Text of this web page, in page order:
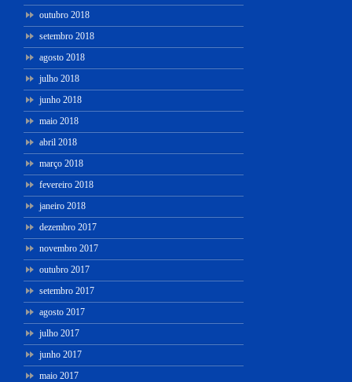
outubro 2018
setembro 2018
agosto 2018
julho 2018
junho 2018
maio 2018
abril 2018
março 2018
fevereiro 2018
janeiro 2018
dezembro 2017
novembro 2017
outubro 2017
setembro 2017
agosto 2017
julho 2017
junho 2017
maio 2017